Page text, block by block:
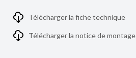
Télécharger la fiche technique
Télécharger la notice de montage